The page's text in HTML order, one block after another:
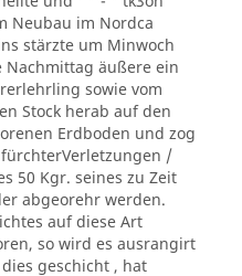
Neubau im Nordca
stärzte um Minwoch
Nachmittag äußere ein
sowie vom
Stock herab auf den
Erdboden und zog
/
50 Kgr. seines zu Zeit
abgeorehr werden.
auf diese Art
so wird es ausrangirt
geschicht , hat